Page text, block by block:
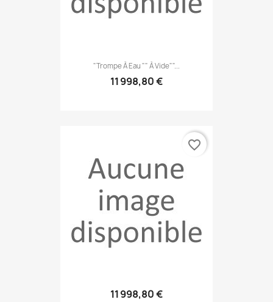
"Trompe À Eau "" À Vide""...
11 998,80 €
11 998,80 €
favorite_border